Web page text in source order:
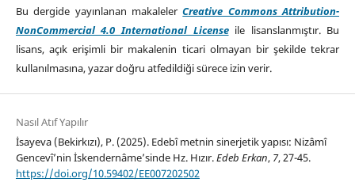
Bu dergide yayınlanan makalelerCreative Commons Attribution-
NonCommercial 4.0 International Licenseile lisanslanmıştır. Bu
lisans, açık erişimli bir makalenin ticari olmayan bir şekilde tekrar
kullanılmasına, yazar doğru atfedildiği sürece izin verir.
Nasıl Atıf Yapılır
İsayeva (Bekirkızı), P. (2025). Edebî metnin sinerjetik yapısı: Nizâmî
Gencevî’nin İskendernâme’sinde Hz. Hızır.Edeb Erkan, 7, 27-45.
https://doi.org/10.59402/EE007202502